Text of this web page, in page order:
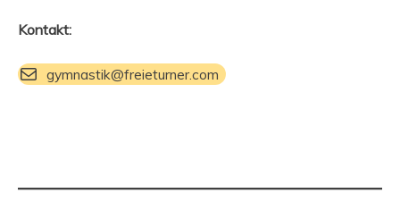
Kontakt:
gymnastik@freieturner.com